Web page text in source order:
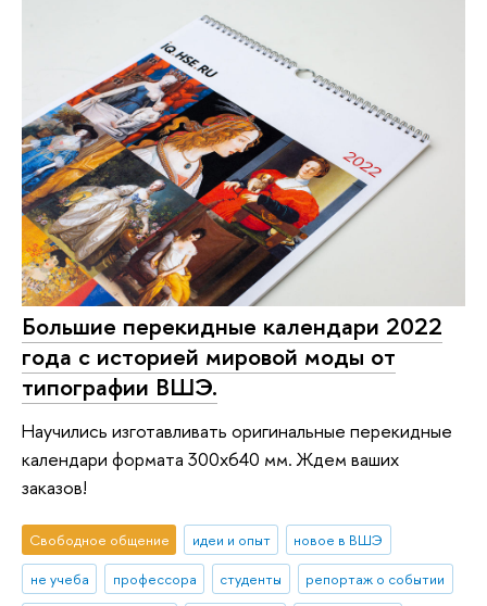
Большие перекидные календари 2022
года с историей мировой моды от
типографии ВШЭ.
Научились изготавливать оригинальные перекидные
календари формата 300х640 мм. Ждем ваших
заказов!
Свободное общение идеи и опыт
новое в ВШЭ
не учеба
профессора студенты
репортаж о событии